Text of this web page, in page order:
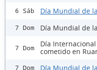
6 Sáb Día Mundial de
7 Dom Día Mundial de
7 Dom
Día
cometido en
7 Dom Día Mundial de